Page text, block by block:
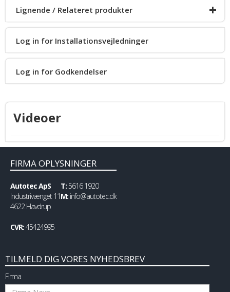
PlugIn forlængerledning 1,5mm2
PlugIn forlængerledning 2,5mm2
Lignende / Relateret produkter +
Forgrening T-stykke
LED-indikatorsæt
Log in for Installationsvejledninger
Log in for Godkendelser
Videoer
FIRMA OPLYSNINGER
Autotec ApS
Industrivænget 11
4622 Havdrup
CVR:45424995
T:5616 1920
M: info@autotec.dk
TILMELD DIG VORES NYHEDSBREV
Firma